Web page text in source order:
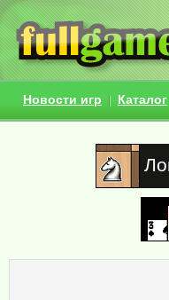
Новости игр Каталог